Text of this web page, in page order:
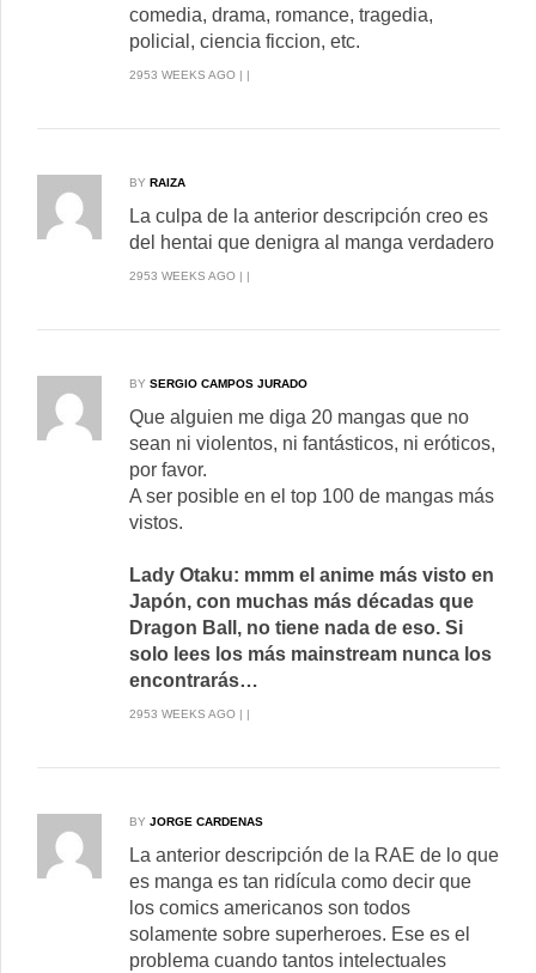
comedia, drama, romance, tragedia,
policial, ciencia ficcion, etc.
2953 WEEKS AGO | |
BY RAIZA
La culpa de la anterior descripción creo es
del hentai que denigra al manga verdadero
2953 WEEKS AGO | |
BY SERGIO CAMPOS JURADO
Que alguien me diga 20 mangas que no
sean ni violentos, ni fantásticos, ni eróticos,
por favor.
A ser posible en el top 100 de mangas más
vistos.
Lady Otaku: mmm el anime más visto en
Japón, con muchas más décadas que
Dragon Ball, no tiene nada de eso. Si
solo lees los más mainstream nunca los
encontrarás…
2953 WEEKS AGO | |
BY JORGE CARDENAS
La anterior descripción de la RAE de lo que
es manga es tan ridícula como decir que
los comics americanos son todos
solamente sobre superheroes. Ese es el
problema cuando tantos intelectuales